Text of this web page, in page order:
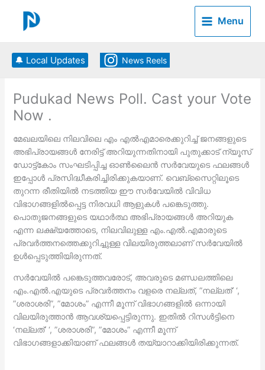
content
Menu
🔔 Local Updates News Reels
Pudukad News Poll. Cast your Vote
Now .
മേഖലയിലെ നിലവിലെ എം എല്‍എമാരെക്കുറിച്ച് ജനങ്ങളുടെ
അഭിപ്രായങ്ങള്‍ നേരിട്ട് അറിയുന്നതിനായി പുതുക്കാട് ന്യൂസ്
ഡോട്ട്കോം സംഘടിപ്പിച്ച ഓണ്‍ലൈന്‍ സര്‍വേയുടെ ഫലങ്ങള്‍
ഇപ്പോള്‍ പ്രസിദ്ധീകരിച്ചിരിക്കുകയാണ്. വെബ്‌സൈറ്റിലൂടെ
തുറന്ന രീതിയില്‍ നടത്തിയ ഈ സര്‍വേയില്‍ വിവിധ
വിഭാഗങ്ങളില്‍പ്പെട്ട നിരവധി ആളുകള്‍ പങ്കെടുത്തു.
പൊതുജനങ്ങളുടെ യഥാര്‍ത്ഥ അഭിപ്രായങ്ങള്‍ അറിയുക
എന്ന ലക്ഷ്യത്തോടെ, നിലവിലുള്ള എം.എല്‍.എമാരുടെ
പ്രവര്‍ത്തനത്തെക്കുറിച്ചുള്ള വിലയിരുത്തലാണ് സര്‍വേയില്‍
ഉള്‍പ്പെടുത്തിയിരുന്നത്.
സര്‍വേയില്‍ പങ്കെടുത്തവരോട്, അവരുടെ മണ്ഡലത്തിലെ
എം.എല്‍.എയുടെ പ്രവര്‍ത്തനം വളരെ നല്ലത്, ”നല്ലത്’ ‘,
”ശരാശരി”, ”മോശം” എന്നീ മൂന്ന് വിഭാഗങ്ങളില്‍ ഒന്നായി
വിലയിരുത്താന്‍ ആവശ്യപ്പെട്ടിരുന്നു. ഇതില്‍ റിസള്‍ട്ടിനെ
‘നല്ലത്’ ‘, ”ശരാശരി”, ”മോശം” എന്നീ മൂന്ന്
വിഭാഗങ്ങളാക്കിയാണ് ഫലങ്ങള്‍ തയ്യാറാക്കിയിരിക്കുന്നത്.